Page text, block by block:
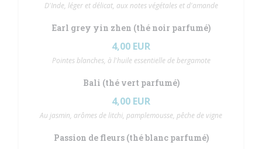
D'Inde, léger et délicat, aux notes végétales et d'amande
Earl grey yin zhen (thé noir parfumé)
4,00 EUR
Pointes blanches, à l'huile essentielle de bergamote
Bali (thé vert parfumé)
4,00 EUR
Au jasmin, arômes de litchi, pamplemousse, pêche de vigne
Passion de fleurs (thé blanc parfumé)